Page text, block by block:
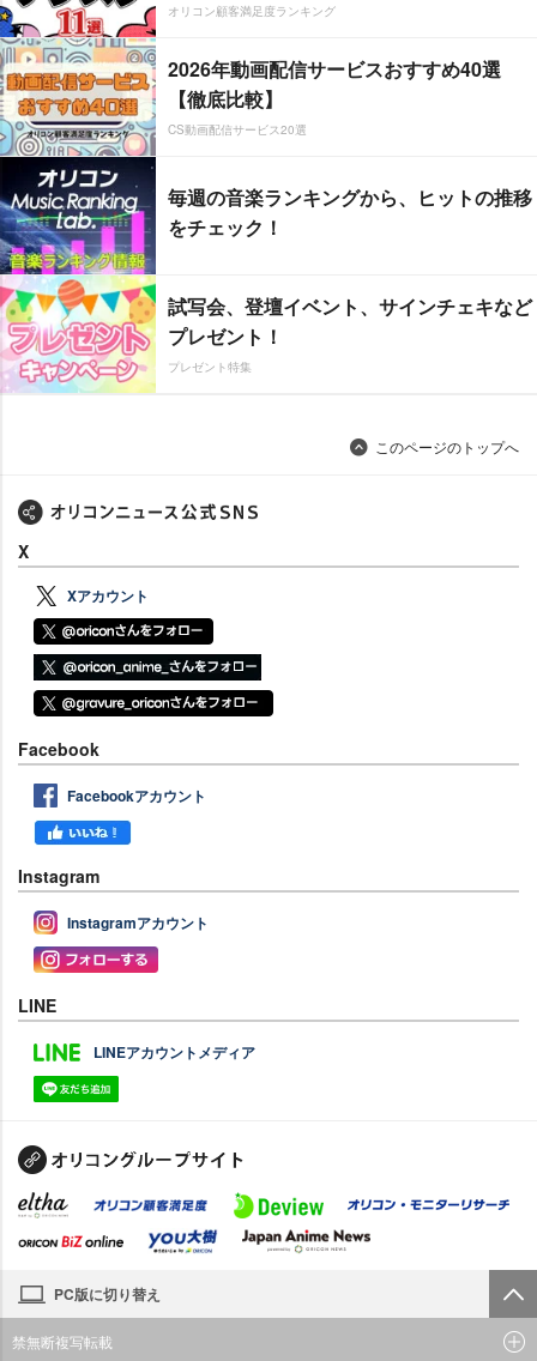
オリコン顧客満足度ランキング
2026年動画配信サービスおすすめ40選
【徹底比較】
CS動画配信サービス20選
毎週の音楽ランキングから、ヒットの推移
をチェック！
試写会、登壇イベント、サインチェキなど
プレゼント！
プレゼント特集
このページのトップへ
X
Xアカウント
Facebook
Facebookアカウント
Instagram
Instagramアカウント
LINE
LINEアカウントメディア
PC版に切り替え
禁無断複写転載